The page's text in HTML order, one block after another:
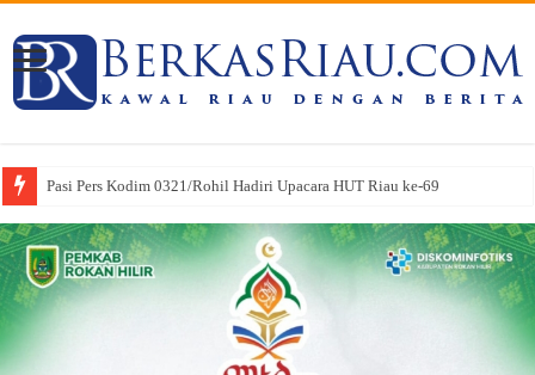
Pasi Pers Kodim 0321/Rohil Hadiri Upacara HUT Riau ke-69